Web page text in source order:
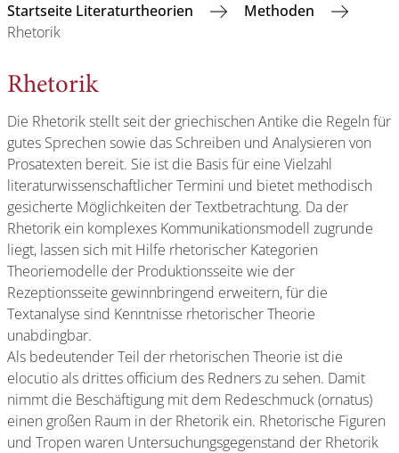
Startseite Literaturtheorien
Methoden
Rhetorik
Rhetorik
Die Rhetorik stellt seit der griechischen Antike die Regeln für
gutes Sprechen sowie das Schreiben und Analysieren von
Prosatexten bereit. Sie ist die Basis für eine Vielzahl
literaturwissenschaftlicher Termini und bietet methodisch
gesicherte Möglichkeiten der Textbetrachtung. Da der
Rhetorik ein komplexes Kommunikationsmodell zugrunde
liegt, lassen sich mit Hilfe rhetorischer Kategorien
Theoriemodelle der Produktionsseite wie der
Rezeptionsseite gewinnbringend erweitern, für die
Textanalyse sind Kenntnisse rhetorischer Theorie
unabdingbar.
Als bedeutender Teil der rhetorischen Theorie ist die
elocutio als drittes officium des Redners zu sehen. Damit
nimmt die Beschäftigung mit dem Redeschmuck (ornatus)
einen großen Raum in der Rhetorik ein. Rhetorische Figuren
und Tropen waren Untersuchungsgegenstand der Rhetorik